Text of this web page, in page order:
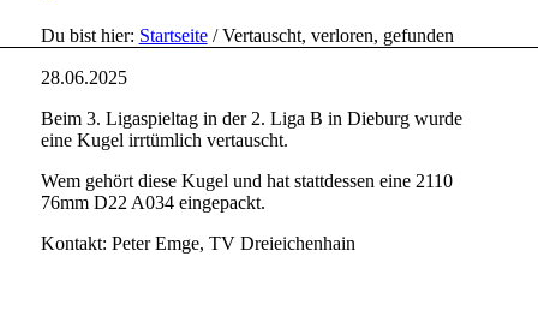
Du bist hier: Startseite / Vertauscht, verloren, gefunden
28.06.2025
Beim 3. Ligaspieltag in der 2. Liga B in Dieburg wurde
eine Kugel irrtümlich vertauscht.
Wem gehört diese Kugel und hat stattdessen eine 2110
76mm D22 A034 eingepackt.
Kontakt: Peter Emge, TV Dreieichenhain